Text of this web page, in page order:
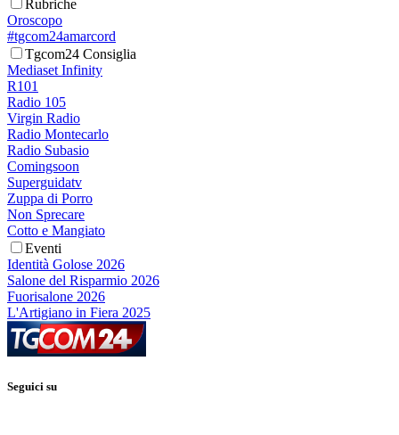
Rubriche
Oroscopo
#tgcom24amarcord
Tgcom24 Consiglia
Mediaset Infinity
R101
Radio 105
Virgin Radio
Radio Montecarlo
Radio Subasio
Comingsoon
Superguidatv
Zuppa di Porro
Non Sprecare
Cotto e Mangiato
Eventi
Identità Golose 2026
Salone del Risparmio 2026
Fuorisalone 2026
L'Artigiano in Fiera 2025
Seguici su